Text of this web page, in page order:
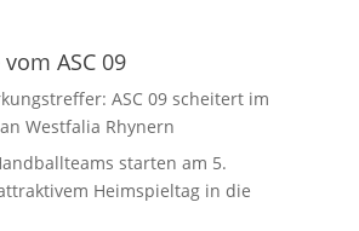
ASC 09
ASC 09 scheitert im
Westfalia Rhynern
starten am 5.
Heimspieltag in die